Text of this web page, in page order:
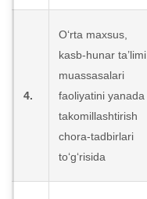
4.
O‘rta maxsus,
kasb-hunar ta’limi
muassasalari
faoliyatini yanada
takomillashtirish
chora-tadbirlari
to‘g‘risida